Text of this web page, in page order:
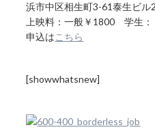
浜市中区相生町3-61泰生ビル
上映料：一般￥1800 学生
申込はこちら
[showwhatsnew]